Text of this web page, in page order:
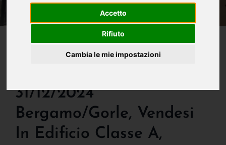
Accetto
Rifiuto
Cambia le mie impostazioni
€ 299.000- Solo Per Chi
31/12/2024
Bergamo/gorle, Vendesi
In Edificio Classe A,